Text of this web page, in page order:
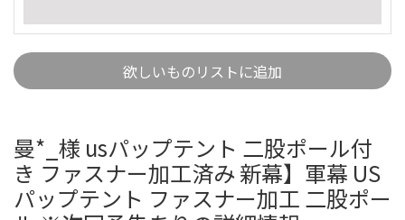
欲しいものリストに追加
曼*_様 usパップテント 二股ポール付
き ファスナー加工済み 新幕】軍幕 US
パップテント ファスナー加工 二股ポー